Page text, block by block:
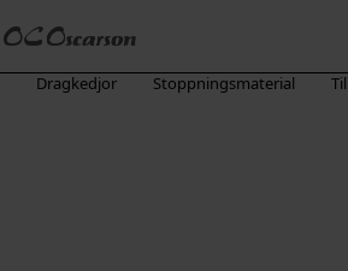
Dragkedjor Stoppningsmaterial